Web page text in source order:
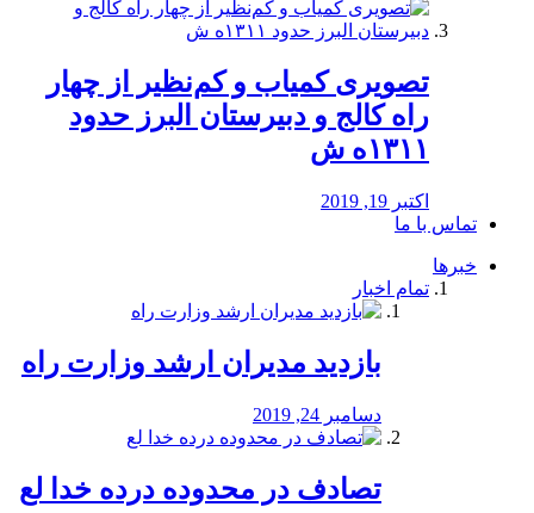
️تصویری کمیاب و کم‌نظیر از چهار
راه كالج و دبيرستان البرز حدود
۱۳۱۱ه ش
اکتبر 19, 2019
تماس با ما
خبرها
تمام اخبار
بازدید مدیران ارشد وزارت راه
دسامبر 24, 2019
تصادف در محدوده درده خدا لع